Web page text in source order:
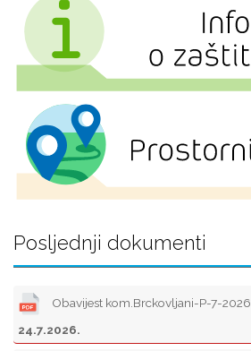
Posljednji dokumenti
Obavijest kom.Brckovljani-P-7-2026
24.7.2026.